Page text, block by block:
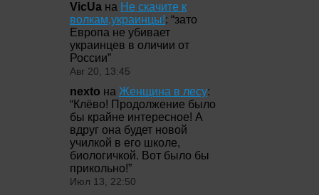
VicUa на Не скачите к
волкам,украинцы!: “зато
Европа не убивает
украинцев в оличии от
России”
Авг 20, 13:45
nexto на Женщина в лесу:
“Клёво! Продолжение было
бы крайне интересное! А
вдруг она будет новой
училкой в его школе,
биологичкой. Вот было бы
прикольно!”
Июл 13, 22:50